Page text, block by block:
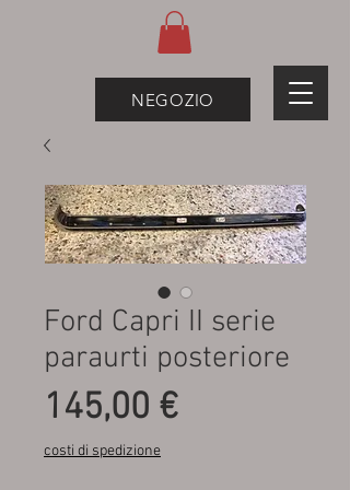
NEGOZIO
Ford Capri II serie
paraurti posteriore
145,00 €Prezzo
costi di spedizione